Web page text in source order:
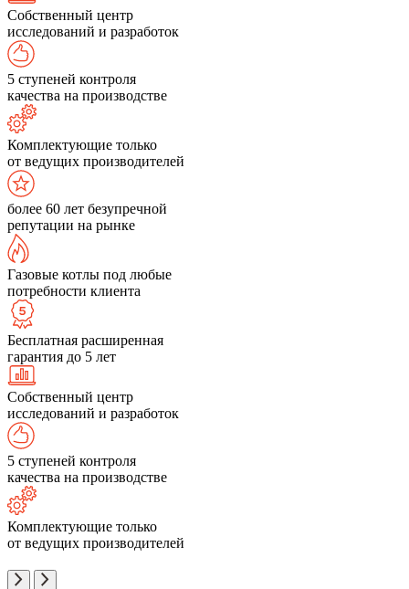
Собственный центр
исследований и разработок
5 ступеней контроля
качества на производстве
Комплектующие только
от ведущих производителей
более 60 лет безупречной
репутации на рынке
Газовые котлы под любые
потребности клиента
Бесплатная расширенная
гарантия до 5 лет
Собственный центр
исследований и разработок
5 ступеней контроля
качества на производстве
Комплектующие только
от ведущих производителей